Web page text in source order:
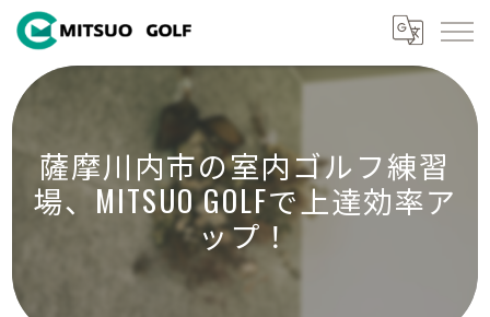
薩摩川内市の室内ゴルフ練習
場、MITSUO GOLFで上達効率ア
ップ！